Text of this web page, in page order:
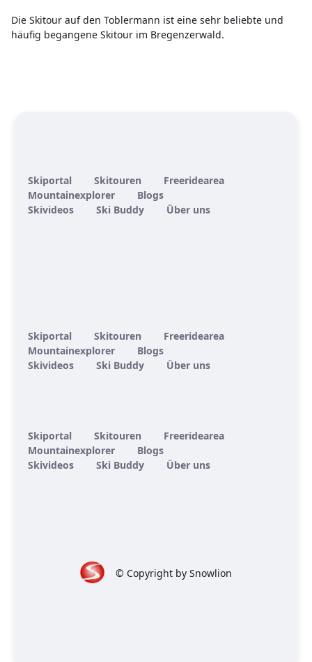
Die Skitour auf den Toblermann ist eine sehr beliebte und
häufig begangene Skitour im Bregenzerwald.
Skiportal Skitouren
Freeridearea
Mountainexplorer
Blogs
Skivideos
Ski Buddy Über uns
Skiportal Skitouren
Freeridearea
Mountainexplorer
Blogs
Skivideos
Ski Buddy Über uns
Skiportal Skitouren
Freeridearea
Mountainexplorer
Blogs
Skivideos
Ski Buddy Über uns
© Copyright by Snowlion